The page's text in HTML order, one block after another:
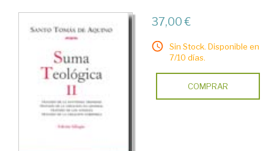
37,00 €
Sin Stock. Disponible en
7/10 días.
COMPRAR